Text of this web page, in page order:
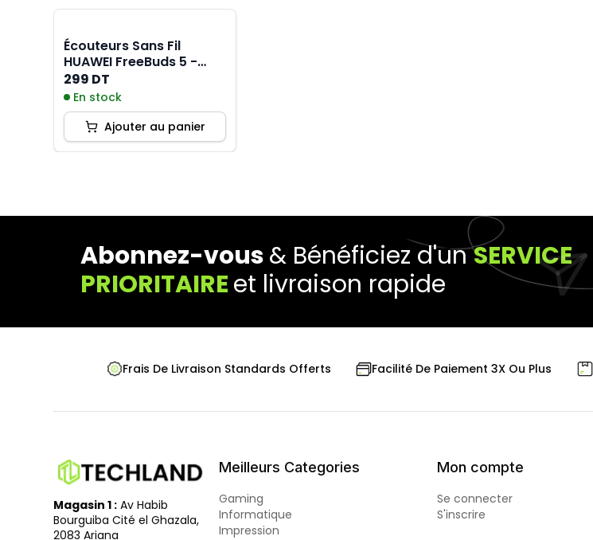
Écouteurs Sans Fil
HUAWEI FreeBuds 5 -
Blanc
299 DT
En stock
Ajouter au panier
Abonnez-vous& Bénéficiez d'unSERVICE
PRIORITAIREet livraison rapide
Frais De Livraison Standards Offerts Facilité De Paiement 3X Ou Plus
Magasin 1 : Av Habib
Bourguiba Cité el Ghazala,
2083 Ariana
Meilleurs Categories
Gaming
Informatique
Impression
Mon compte
Se connecter
S'inscrire